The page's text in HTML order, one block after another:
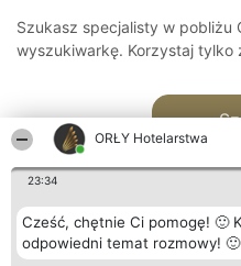
ORŁY Hotelarstwa
23:34
Cześć, chętnie Ci pomogę! 🙂
odpowiedni temat rozmowy! 🙂
Szukasz specjalisty w pobliżu
wyszukiwarkę. Korzystaj tylko